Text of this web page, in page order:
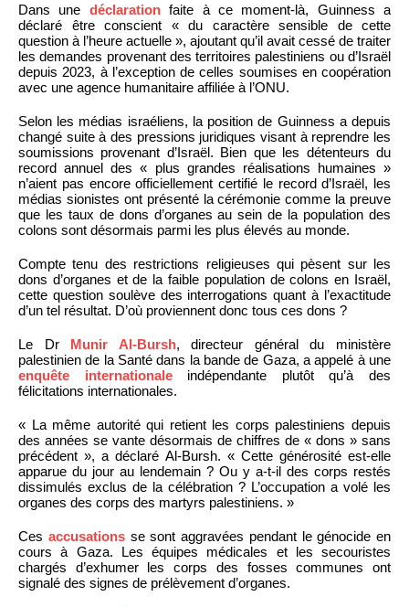
Dans une déclarationfaite à ce moment-là, Guinness a
déclaré être conscient « du caractère sensible de cette
question à l’heure actuelle », ajoutant qu’il avait cessé de traiter
les demandes provenant des territoires palestiniens ou d’Israël
depuis 2023, à l’exception de celles soumises en coopération
avec une agence humanitaire affiliée à l’ONU.
Selon les médias israéliens, la position de Guinness a depuis
changé suite à des pressions juridiques visant à reprendre les
soumissions provenant d’Israël. Bien que les détenteurs du
record annuel des « plus grandes réalisations humaines »
n’aient pas encore officiellement certifié le record d’Israël, les
médias sionistes ont présenté la cérémonie comme la preuve
que les taux de dons d’organes au sein de la population des
colons sont désormais parmi les plus élevés au monde.
Compte tenu des restrictions religieuses qui pèsent sur les
dons d’organes et de la faible population de colons en Israël,
cette question soulève des interrogations quant à l’exactitude
d’un tel résultat. D’où proviennent donc tous ces dons ?
Le Dr Munir Al-Bursh, directeur général du ministère
palestinien de la Santé dans la bande de Gaza, a appelé à une
enquête internationaleindépendante plutôt qu’à des
félicitations internationales.
« La même autorité qui retient les corps palestiniens depuis
des années se vante désormais de chiffres de « dons » sans
précédent », a déclaré Al-Bursh. « Cette générosité est-elle
apparue du jour au lendemain ? Ou y a-t-il des corps restés
dissimulés exclus de la célébration ? L’occupation a volé les
organes des corps des martyrs palestiniens. »
Ces accusationsse sont aggravées pendant le génocide en
cours à Gaza. Les équipes médicales et les secouristes
chargés d’exhumer les corps des fosses communes ont
signalé des signes de prélèvement d’organes.